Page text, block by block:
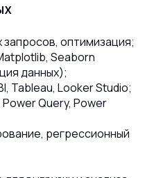
оптимизация;
Seaborn
данных);
Tableau, Looker Studio;
Query, Power
регрессионный